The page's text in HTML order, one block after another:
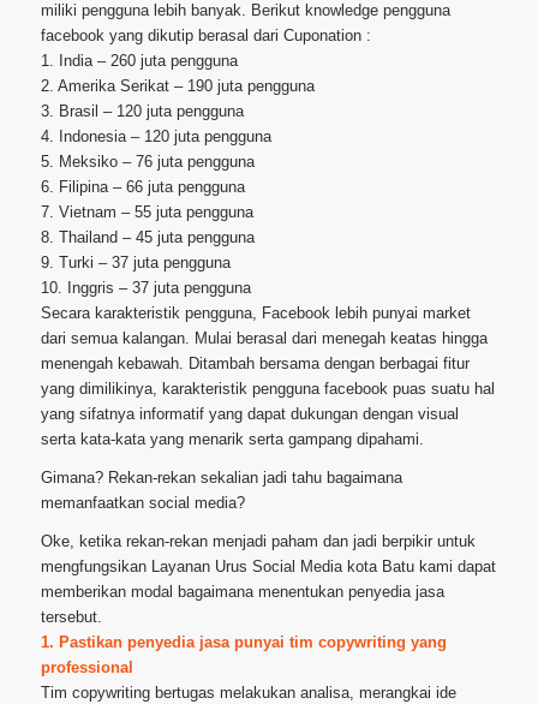
miliki pengguna lebih banyak. Berikut knowledge pengguna
facebook yang dikutip berasal dari Cuponation :
1. India – 260 juta pengguna
2. Amerika Serikat – 190 juta pengguna
3. Brasil – 120 juta pengguna
4. Indonesia – 120 juta pengguna
5. Meksiko – 76 juta pengguna
6. Filipina – 66 juta pengguna
7. Vietnam – 55 juta pengguna
8. Thailand – 45 juta pengguna
9. Turki – 37 juta pengguna
10. Inggris – 37 juta pengguna
Secara karakteristik pengguna, Facebook lebih punyai market
dari semua kalangan. Mulai berasal dari menegah keatas hingga
menengah kebawah. Ditambah bersama dengan berbagai fitur
yang dimilikinya, karakteristik pengguna facebook puas suatu hal
yang sifatnya informatif yang dapat dukungan dengan visual
serta kata-kata yang menarik serta gampang dipahami.
Gimana? Rekan-rekan sekalian jadi tahu bagaimana
memanfaatkan social media?
Oke, ketika rekan-rekan menjadi paham dan jadi berpikir untuk
mengfungsikan Layanan Urus Social Media kota Batu kami dapat
memberikan modal bagaimana menentukan penyedia jasa
tersebut.
1. Pastikan penyedia jasa punyai tim copywriting yang
professional
Tim copywriting bertugas melakukan analisa, merangkai ide